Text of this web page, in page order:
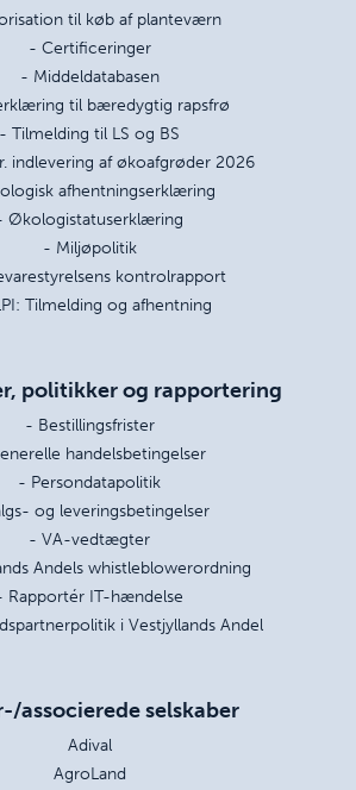
til køb af planteværn
- Certificeringer
- Middeldatabasen
til bæredygtig rapsfrø
- Tilmelding til LS og BS
indlevering af økoafgrøder 2026
afhentningserklæring
Økologistatuserklæring
- Miljøpolitik
kontrolrapport
Tilmelding og afhentning
politikker og rapportering
- Bestillingsfrister
handelsbetingelser
- Persondatapolitik
og leveringsbetingelser
- VA-vedtægter
Andels whistleblowerordning
Rapportér IT-hændelse
i Vestjyllands Andel
associerede selskaber
Adival
AgroLand